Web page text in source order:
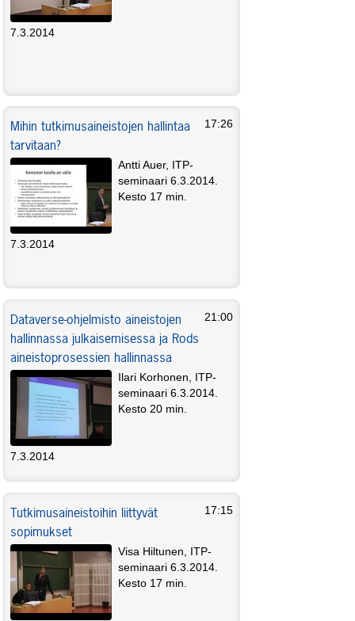
7.3.2014
Mihin tutkimusaineistojen hallintaa
tarvitaan?
17:26
Antti Auer, ITP-
seminaari 6.3.2014.
Kesto 17 min.
7.3.2014
Dataverse-ohjelmisto aineistojen
hallinnassa julkaisemisessa ja Rods
aineistoprosessien hallinnassa
21:00
Ilari Korhonen, ITP-
seminaari 6.3.2014.
Kesto 20 min.
7.3.2014
Tutkimusaineistoihin liittyvät
sopimukset
17:15
Visa Hiltunen, ITP-
seminaari 6.3.2014.
Kesto 17 min.